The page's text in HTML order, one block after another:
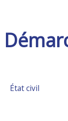
État civil